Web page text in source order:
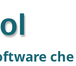
che